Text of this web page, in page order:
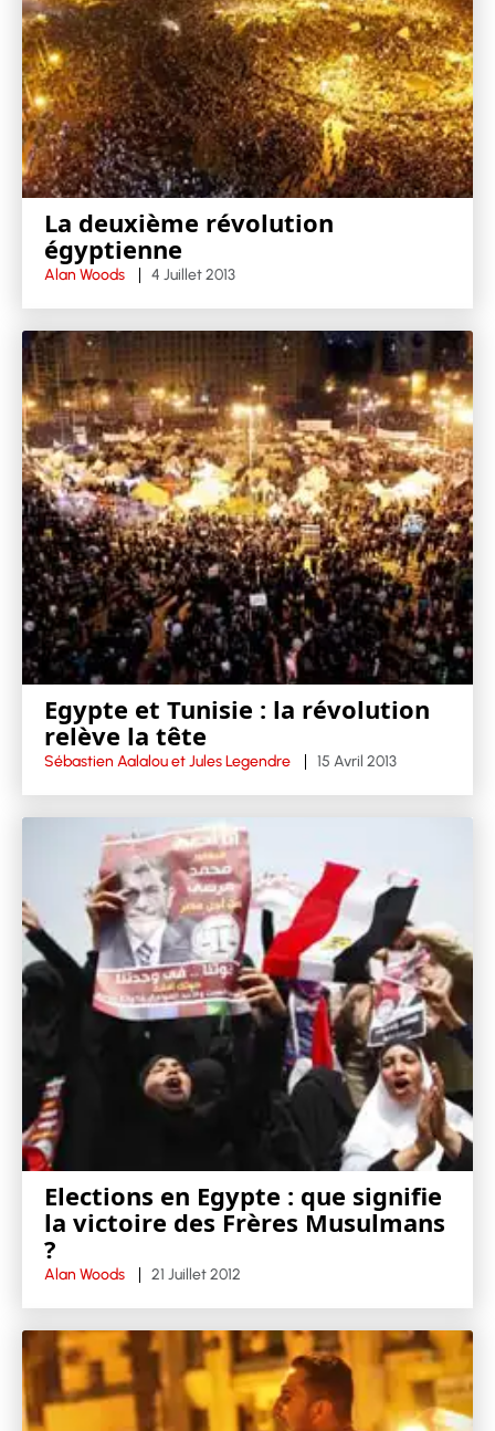
La deuxième révolution
égyptienne
Alan Woods 4 Juillet 2013
Egypte et Tunisie : la révolution
relève la tête
Sébastien Aalalou et Jules Legendre 15 Avril 2013
Elections en Egypte : que signifie
la victoire des Frères Musulmans
?
Alan Woods 21 Juillet 2012